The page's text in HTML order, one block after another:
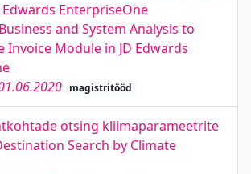
Edwards EnterpriseOne
and System Analysis to
Invoice Module in JD Edwards
magistritööd
otsing kliimaparameetrite
Search by Climate